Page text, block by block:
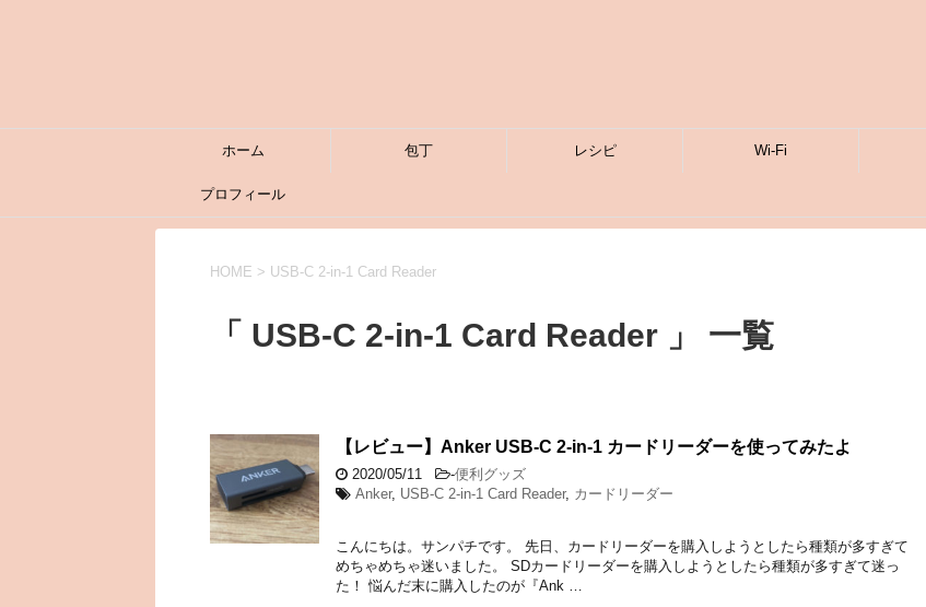
ホーム 包丁 レシピ Wi-Fi
プロフィール
HOME > USB-C 2-in-1 Card Reader
「 USB-C 2-in-1 Card Reader 」 一覧
【レビュー】Anker USB-C 2-in-1 カードリーダーを使ってみたよ
2020/05/11 -便利グッズ
Anker, USB-C 2-in-1 Card Reader, カードリーダー
こんにちは。サンパチです。 先日、カードリーダーを購入しようとしたら種類が多すぎて
めちゃめちゃ迷いました。 SDカードリーダーを購入しようとしたら種類が多すぎて迷っ
た！ 悩んだ末に購入したのが『Ank …